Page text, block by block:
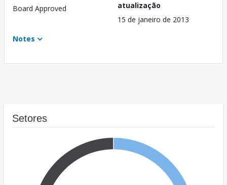
Board Approved
atualização
15 de janeiro de 2013
Notes
Setores